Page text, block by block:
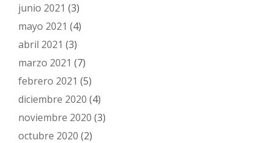
junio 2021 (3)
mayo 2021 (4)
abril 2021 (3)
marzo 2021 (7)
febrero 2021 (5)
diciembre 2020 (4)
noviembre 2020 (3)
octubre 2020 (2)